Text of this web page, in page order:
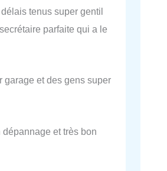
tenus super gentil
parfaite qui a le
garage et des gens super
dépannage et très bon